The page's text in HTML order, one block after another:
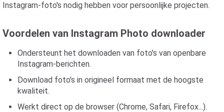
Instagram-foto's nodig hebben voor persoonlijke projecten.
Voordelen van Instagram Photo downloader
Ondersteunt het downloaden van foto's van openbare
Instagram-berichten.
Download foto's in origineel formaat met de hoogste
kwaliteit.
Werkt direct op de browser (Chrome, Safari, Firefox...).